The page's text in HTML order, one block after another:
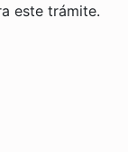
este trámite.